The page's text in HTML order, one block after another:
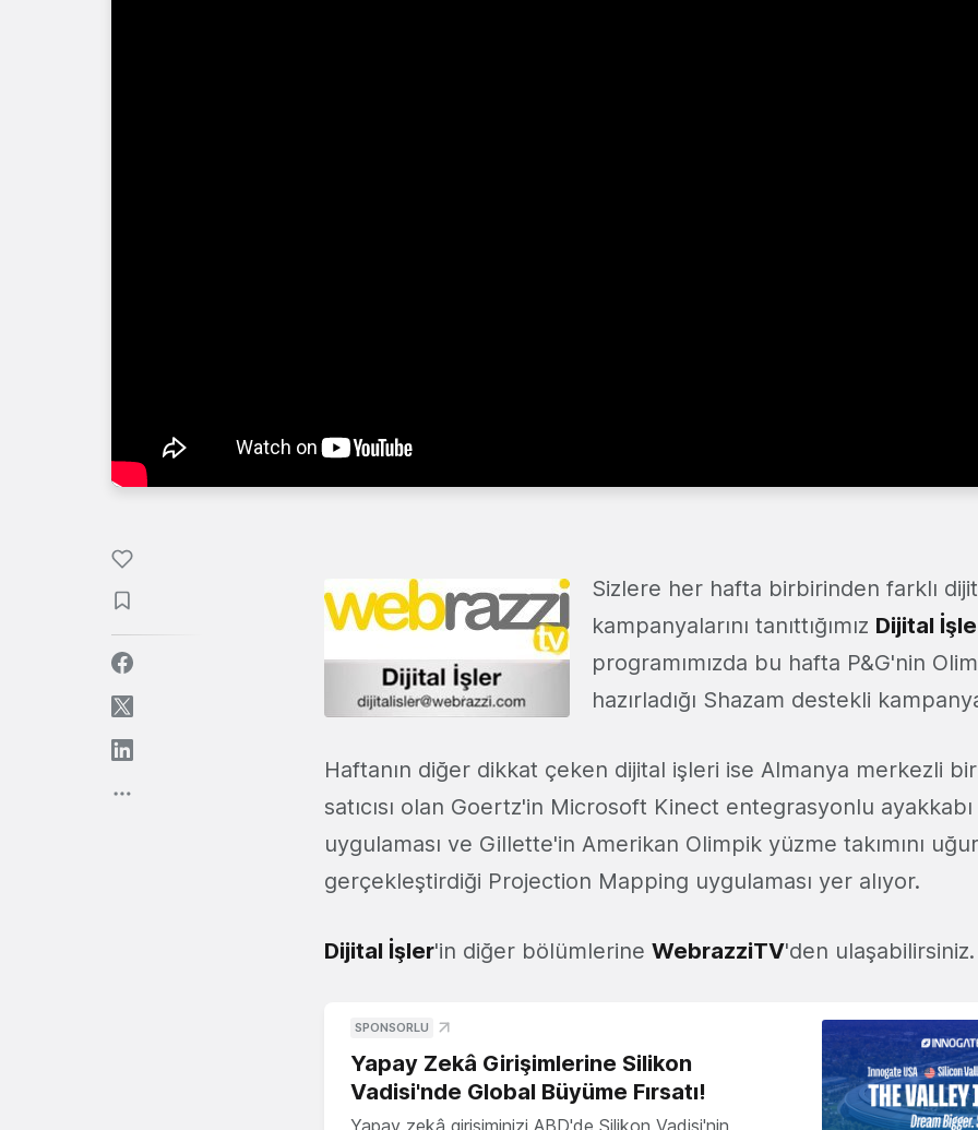
Sizlere her hafta birbirinden farklı
kampanyalarını tanıttığımız Dijital
programımızda bu hafta P&G'nin
hazırladığı Shazam destekli
Haftanın diğer dikkat çeken dijital işleri ise Almanya merkezli
satıcısı olan Goertz'in Microsoft Kinect entegrasyonlu
uygulaması ve Gillette'in Amerikan Olimpik yüzme takımını
gerçekleştirdiği Projection Mapping uygulaması yer alıyor.
Dijital İşler'in diğer bölümlerine WebrazziTV'den ulaşabilirsiniz.
SPONSORLU
Yapay Zekâ Girişimlerine Silikon
Vadisi'nde Global Büyüme Fırsatı!